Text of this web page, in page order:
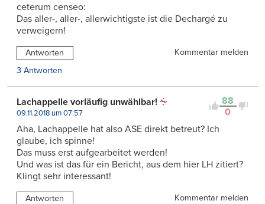
ceterum censeo:
Das aller-, aller-, allerwichtigste ist die Dechargé zu
verweigern!
Antworten
Kommentar melden
3 Antworten
88
0
Lachappelle vorläufig unwählbar!
09.11.2018 um 07:57
Aha, Lachappelle hat also ASE direkt betreut? Ich
glaube, ich spinne!
Das muss erst aufgearbeitet werden!
Und was ist das für ein Bericht, aus dem hier LH zitiert?
Klingt sehr interessant!
Antworten
Kommentar melden